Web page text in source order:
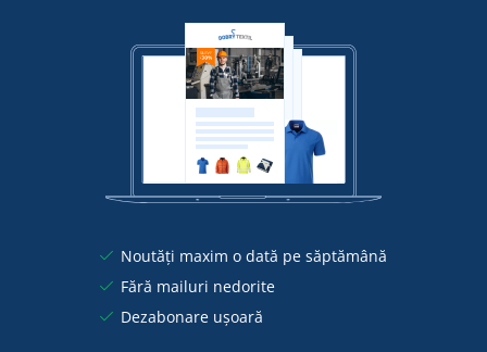
Noutăți maxim o dată pe săptămână
Fără mailuri nedorite
Dezabonare ușoară